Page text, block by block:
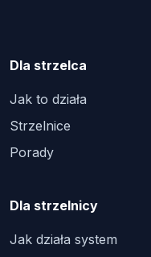
Dla strzelca
Jak to działa
Strzelnice
Porady
Dla strzelnicy
Jak działa system